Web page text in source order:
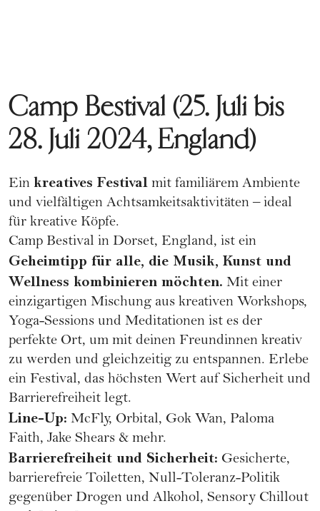
Camp Bestival (25. Juli bis
28. Juli 2024, England)
Ein kreatives Festival mit familiärem Ambiente
und vielfältigen Achtsamkeitsaktivitäten – ideal
für kreative Köpfe.
Camp Bestival in Dorset, England, ist ein
Geheimtipp für alle, die Musik, Kunst und
Wellness kombinieren möchten. Mit einer
einzigartigen Mischung aus kreativen Workshops,
Yoga-Sessions und Meditationen ist es der
perfekte Ort, um mit deinen Freundinnen kreativ
zu werden und gleichzeitig zu entspannen. Erlebe
ein Festival, das höchsten Wert auf Sicherheit und
Barrierefreiheit legt.
Line-Up: McFly, Orbital, Gok Wan, Paloma
Faith, Jake Shears & mehr.
Barrierefreiheit und Sicherheit: Gesicherte,
barrierefreie Toiletten, Null-Toleranz-Politik
gegenüber Drogen und Alkohol, Sensory Chillout